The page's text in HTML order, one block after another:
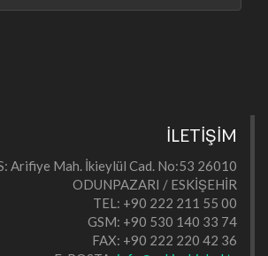
İLETİŞİM
Arifiye Mah. İkieylül Cad. No:53 26010
ODUNPAZARI / ESKİŞEHİR
TEL: +90 222 211 55 00
GSM: +90 530 140 33 74
FAX: +90 222 220 42 36